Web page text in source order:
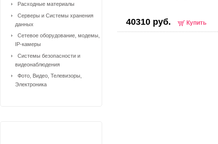
40310 руб. Купить
Расходные материалы
Серверы и Системы хранения
данных
Сетевое оборудование, модемы,
IP-камеры
Системы безопасности и
видеонаблюдения
Фото, Видео, Телевизоры,
Электроника